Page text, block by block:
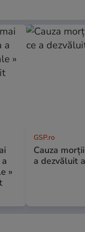
»
GSP.ro
Cauza
a dezvăluit